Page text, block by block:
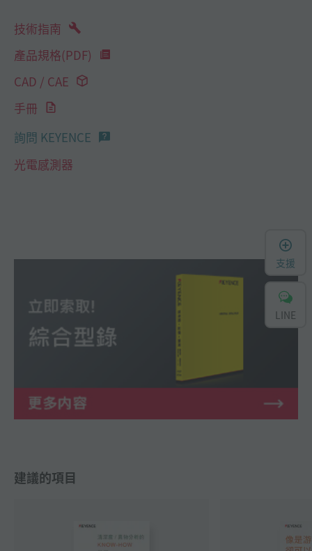
技術指南
產品規格(PDF)
CAD / CAE
手冊
詢問 KEYENCE
光電感測器
建議的項目
支援
LINE